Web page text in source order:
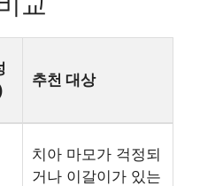
추천 대상
치아 마모가 걱정되
거나 이갈이가 있는